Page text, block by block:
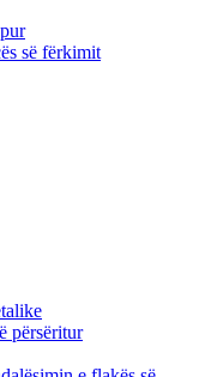
së fërkimit
përsëritur